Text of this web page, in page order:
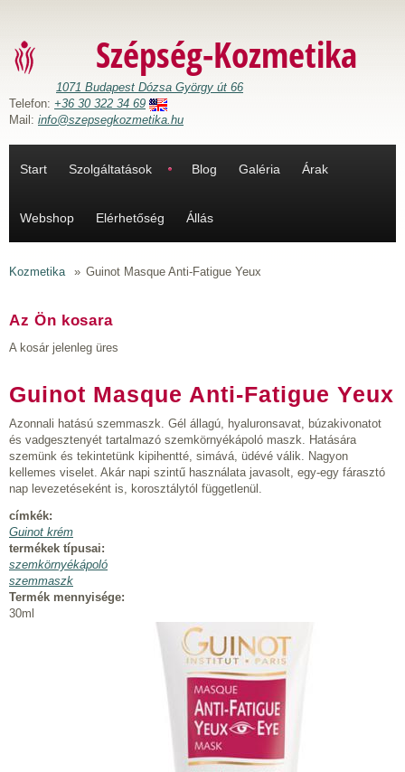
Szépség-Kozmetika
1071 Budapest Dózsa György út 66
Telefon: +36 30 322 34 69
Mail: info@szepsegkozmetika.hu
Start Szolgáltatások Blog Galéria Árak
Webshop Elérhetőség Állás
Kozmetika » Guinot Masque Anti-Fatigue Yeux
Az Ön kosara
A kosár jelenleg üres
Guinot Masque Anti-Fatigue Yeux
Azonnali hatású szemmaszk. Gél állagú, hyaluronsavat, búzakivonatot
és vadgesztenyét tartalmazó szemkörnyékápoló maszk. Hatására
szemünk és tekintetünk kipihentté, simává, üdévé válik. Nagyon
kellemes viselet. Akár napi szintű használata javasolt, egy-egy fárasztó
nap levezetéseként is, korosztálytól függetlenül.
címkék:
Guinot krém
termékek típusai:
szemkörnyékápoló
szemmaszk
Termék mennyisége:
30ml